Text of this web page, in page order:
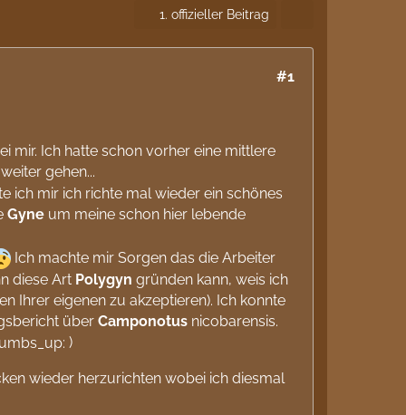
1. offizieller Beitrag
#1
mir. Ich hatte schon vorher eine mittlere
gehen...
ich mir ich richte mal wieder ein schönes
Gyne um meine schon hier lebende
Ich machte mir Sorgen das die Arbeiter
diese Art Polygyn gründen kann, weis ich
Ihrer eigenen zu akzeptieren). Ich konnte
überCamponotus nicobarensis.
)
wieder herzurichten wobei ich diesmal